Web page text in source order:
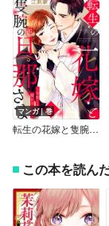
マンガ｜巻
転生の花嫁と隻腕の旦那さま～今世こそは授かります～
この本を読ん